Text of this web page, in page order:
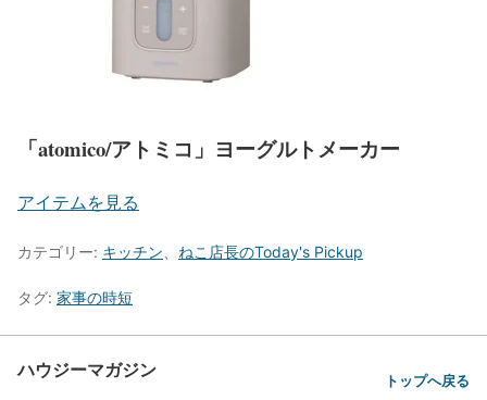
「atomico/アトミコ」ヨーグルトメーカー
アイテムを見る
カテゴリー: キッチン ねこ店長のToday's Pickup
タグ: 家事の時短
ハウジーマガジン トップへ戻る